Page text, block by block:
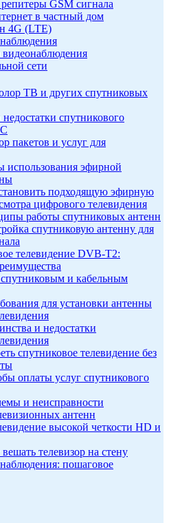
GSM сигнала
в частный дом
4G (LTE)
видеонаблюдения
сети
ТВ и других спутниковых
спутникового
пакетов и услуг для
эфирной
подходящую эфирную
цифрового телевидения
работы спутниковых антенн
спутниковую антенну для
телевидение DVB-T2:
и кабельным
для установки антенны
и недостатки
спутниковое телевидение без
оплаты услуг спутникового
и неисправности
антенн
высокой четкости HD и
телевизор на стену
пошаговое